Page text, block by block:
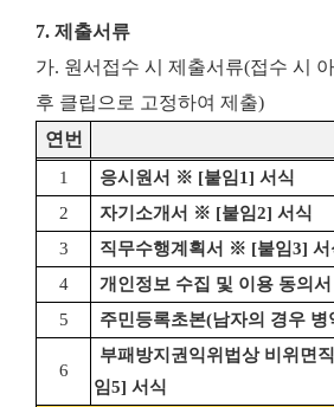
7. 제출서류
가. 원서접수 시 제출서류(접수 시
후 클립으로 고정하여 제출)
연번
1 응시원서 ※ [붙임1]서식
2
자기소개서 ※ [붙임2]서식
3
직무수행계획서 ※ [붙임3]서
4
개인정보 수집 및 이용 동의서
5
주민등록초본(남자의 경우
6
부패방지권익위법상 비위면
임5] 서식